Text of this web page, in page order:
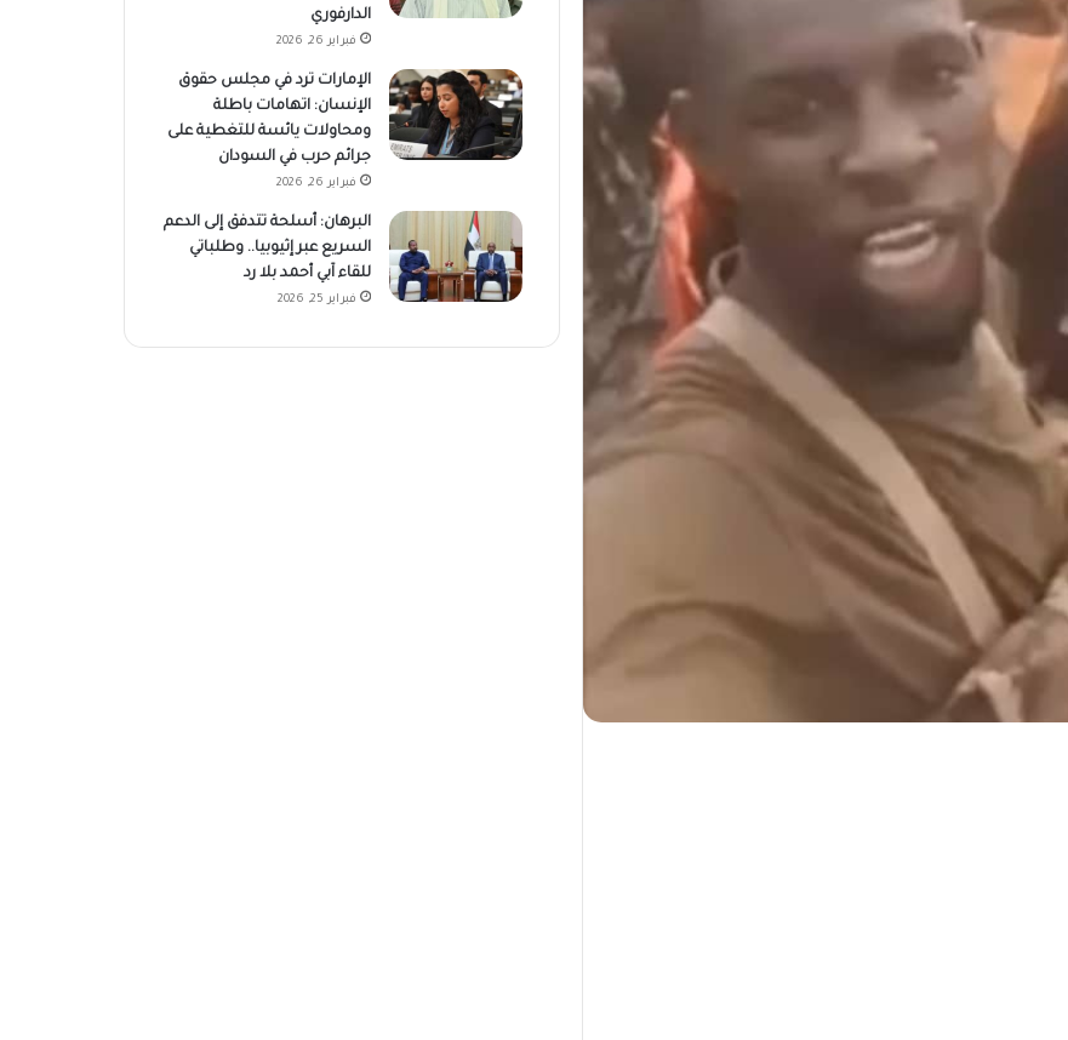
الدارفوري
فبراير 26, 2026
الإمارات ترد في مجلس حقوق
الإنسان: اتهامات باطلة
ومحاولات يائسة للتغطية على
جرائم حرب في السودان
فبراير 26, 2026
البرهان: أسلحة تتدفق إلى الدعم
السريع عبر إثيوبيا.. وطلباتي
للقاء آبي أحمد بلا رد
فبراير 25, 2026